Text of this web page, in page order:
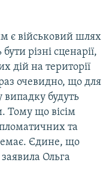
є військовий шлях
різні сценарії,
дій на території
очевидно, що для
будуть
Тому що вісім
та
Єдине, що
Ольга